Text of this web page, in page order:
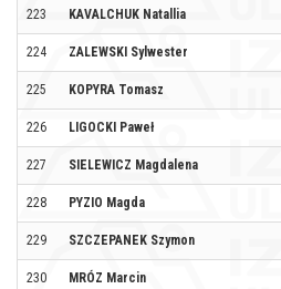
223 KAVALCHUK Natallia
224 ZALEWSKI Sylwester
225 KOPYRA Tomasz
226 LIGOCKI Paweł
227 SIELEWICZ Magdalena
228 PYZIO Magda
229 SZCZEPANEK Szymon
230 MRÓZ Marcin